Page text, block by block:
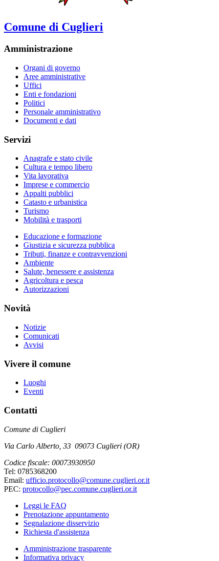
Comune di Cuglieri
Amministrazione
Organi di governo
Aree amministrative
Uffici
Enti e fondazioni
Politici
Personale amministrativo
Documenti e dati
Servizi
Anagrafe e stato civile
Cultura e tempo libero
Vita lavorativa
Imprese e commercio
Appalti pubblici
Catasto e urbanistica
Turismo
Mobilità e trasporti
Educazione e formazione
Giustizia e sicurezza pubblica
Tributi, finanze e contravvenzioni
Ambiente
Salute, benessere e assistenza
Agricoltura e pesca
Autorizzazioni
Novità
Notizie
Comunicati
Avvisi
Vivere il comune
Luoghi
Eventi
Contatti
Comune di Cuglieri
Via Carlo Alberto, 33 09073 Cuglieri (OR)
Codice fiscale: 00073930950
Tel: 0785368200
Email: ufficio.protocollo@comune.cuglieri.or.it
PEC: protocollo@pec.comune.cuglieri.or.it
Leggi le FAQ
Prenotazione appuntamento
Segnalazione disservizio
Richiesta d'assistenza
Amministrazione trasparente
Informativa privacy